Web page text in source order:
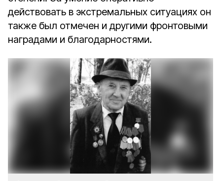
действовать в экстремальных ситуациях он
также был отмечен и другими фронтовыми
наградами и благодарностями.